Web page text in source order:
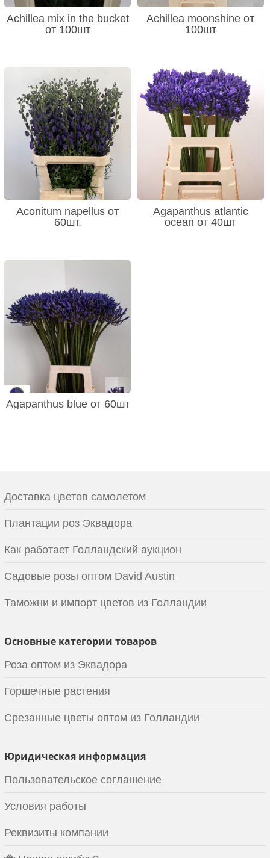
Achillea mix in the bucket
от 100шт
Achillea moonshine от
100шт
Aconitum napellus от
60шт.
Agapanthus atlantic
ocean от 40шт
Agapanthus blue от 60шт
Доставка цветов самолетом
Плантации роз Эквадора
Как работает Голландский аукцион
Садовые розы оптом David Austin
Таможни и импорт цветов из Голландии
Основные категории товаров
Роза оптом из Эквадора
Горшечные растения
Срезанные цветы оптом из Голландии
Юридическая информация
Пользовательское соглашение
Условия работы
Реквизиты компании